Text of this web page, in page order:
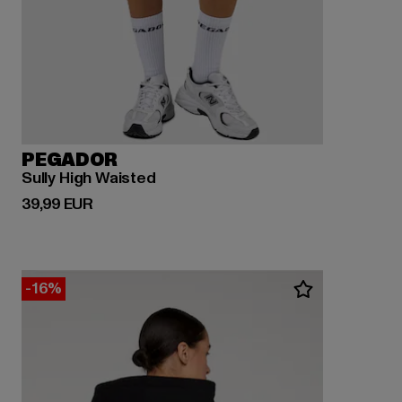
PEGADOR
Sully High Waisted
39,99 EUR
Derzeitiger Preis: 39,99 EUR
-16%